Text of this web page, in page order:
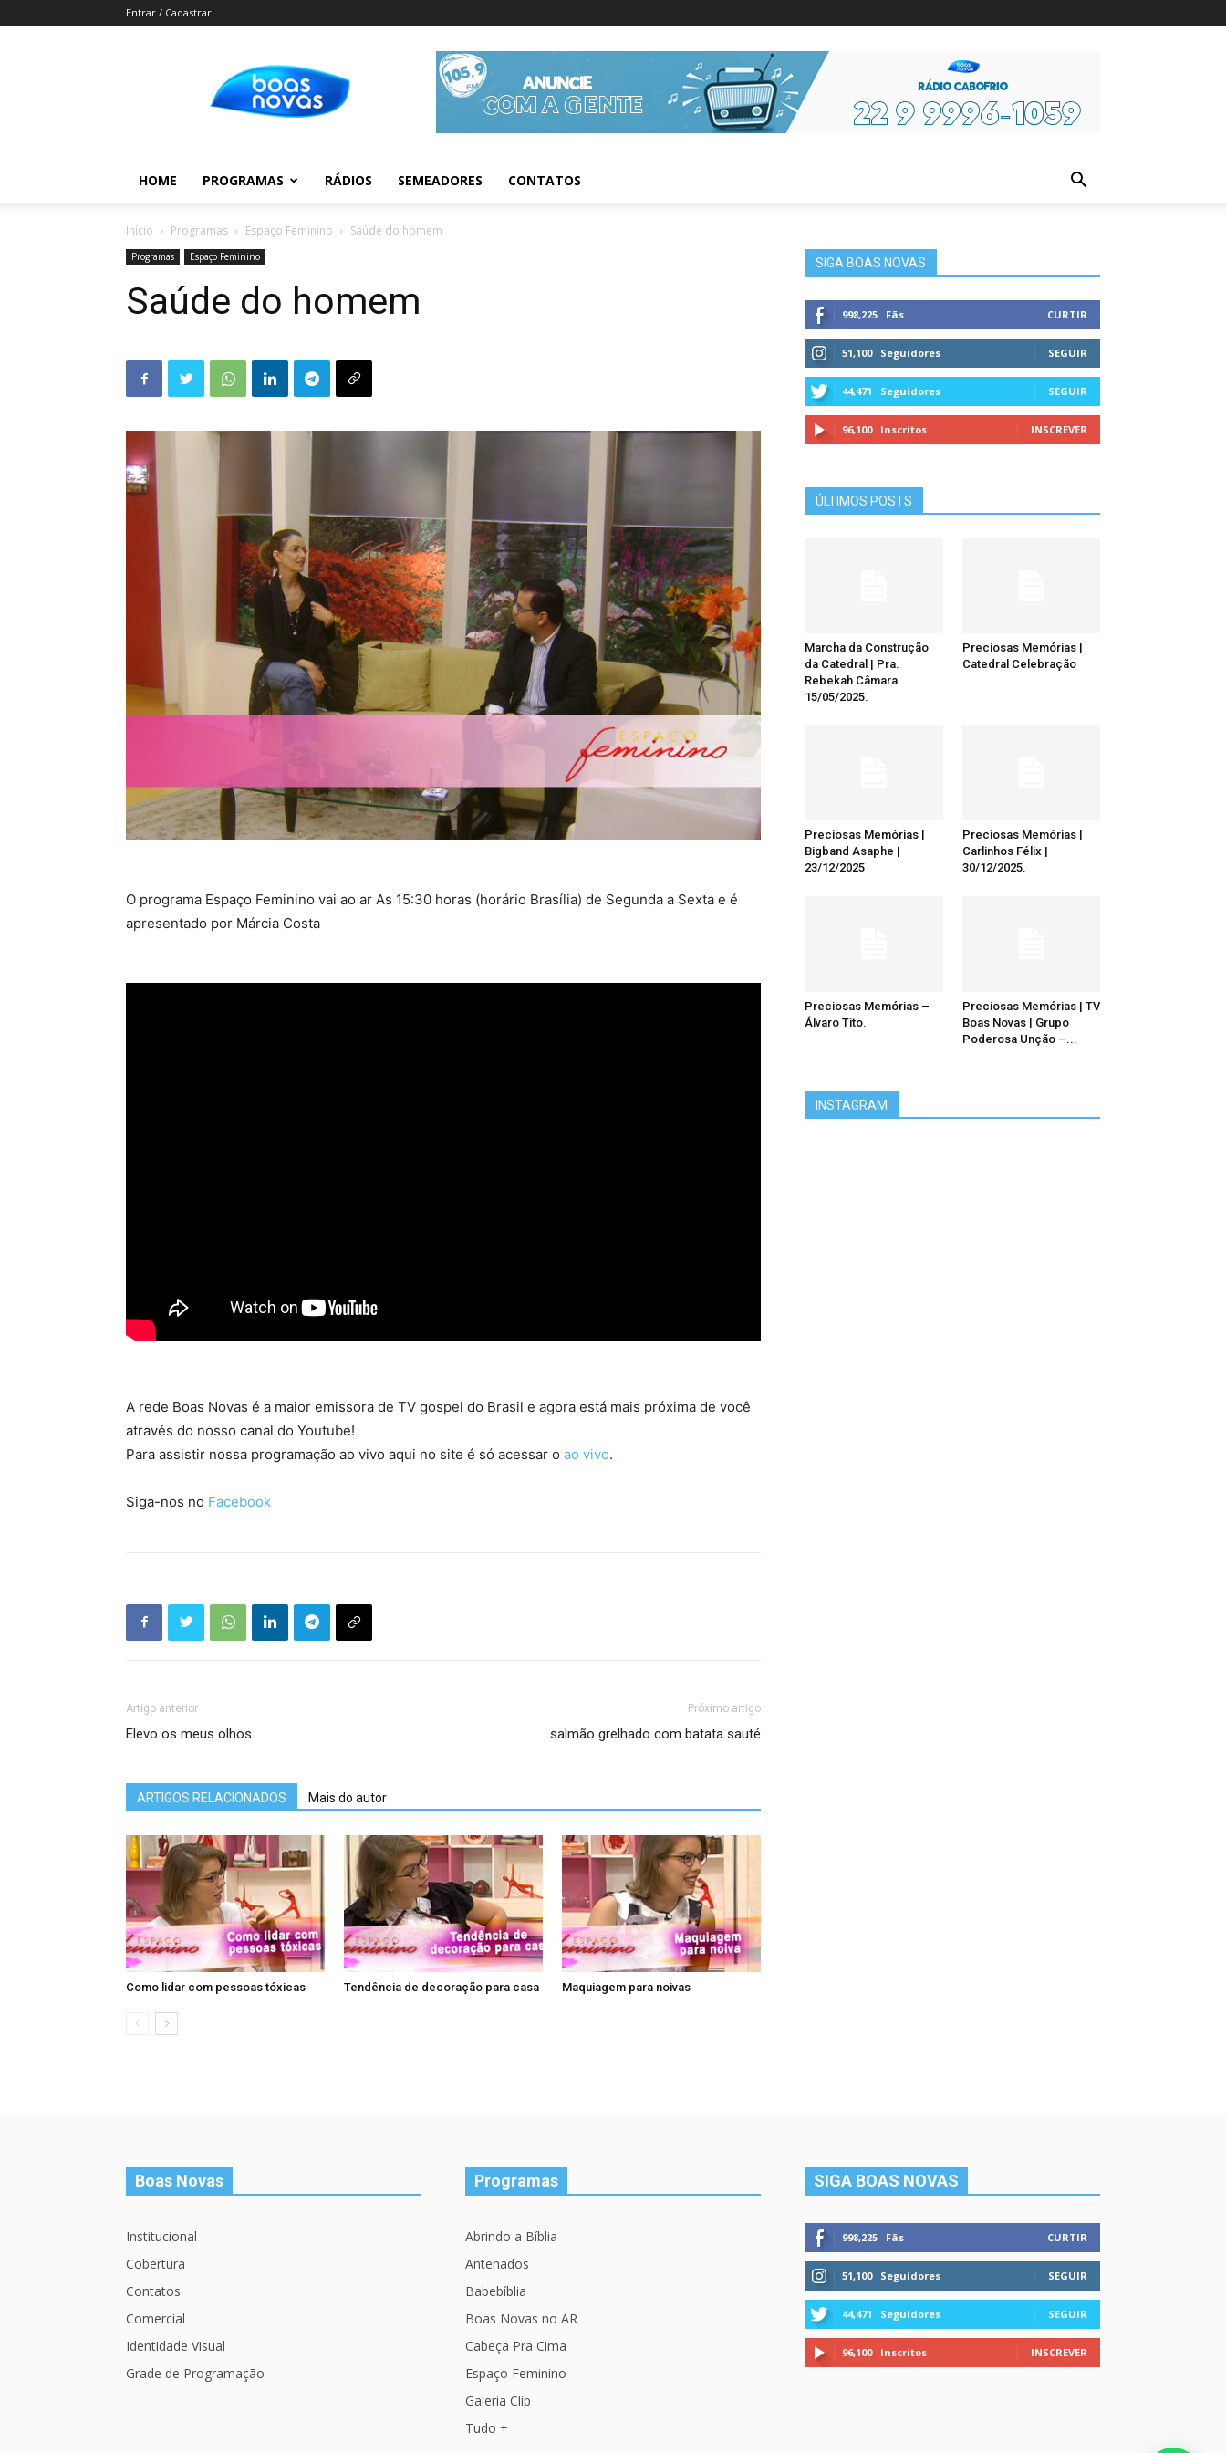
Entrar / Cadastrar
Novas
Informações da Figura
HOME PROGRAMAS RÁDIOS SEMEADORES CONTATOS
Início Programas Espaço Feminino Saúde do homem
Programas Espaço Feminino
Saúde do homem
O programa Espaço Feminino vai ao ar As 15:30 horas (horário Brasília) de Segunda a Sexta e é
apresentado por Márcia Costa
A rede Boas Novas é a maior emissora de TV gospel do Brasil e agora está mais próxima de você
através do nosso canal do Youtube!
Para assistir nossa programação ao vivo aqui no site é só acessar o ao vivo.
Siga-nos no Facebook
Artigo anterior
Elevo os meus olhos
Próximo artigo
salmão grelhado com batata sauté
ARTIGOS RELACIONADOS Mais do autor
Como lidar com pessoas tóxicas Tendência de decoração para casa Maquiagem para noivas
SIGA BOAS NOVAS
998,225 Fãs CURTIR
51,100 Seguidores SEGUIR
44,471 Seguidores SEGUIR
96,100 Inscritos INSCREVER
ÚLTIMOS POSTS
Marcha da Construção
da Catedral | Pra.
Rebekah Câmara
15/05/2025.
Preciosas Memórias |
Catedral Celebração
Preciosas Memórias |
Bigband Asaphe |
23/12/2025
Preciosas Memórias |
Carlinhos Félix |
30/12/2025.
Preciosas Memórias –
Álvaro Tito.
Preciosas Memórias | TV
Boas Novas | Grupo
Poderosa Unção –...
INSTAGRAM
Boas Novas
Institucional
Cobertura
Contatos
Comercial
Identidade Visual
Grade de Programação
Programas
Abrindo a Bíblia
Antenados
Babebíblia
Boas Novas no AR
Cabeça Pra Cima
Espaço Feminino
Galeria Clip
Tudo +
SIGA BOAS NOVAS
998,225 Fãs CURTIR
51,100 Seguidores SEGUIR
44,471 Seguidores SEGUIR
96,100 Inscritos INSCREVER